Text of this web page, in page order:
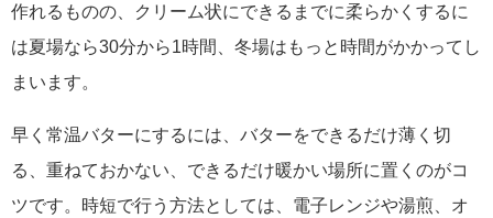
作れるものの、クリーム状にできるまでに柔らかくするに
は夏場なら30分から1時間、冬場はもっと時間がかかってし
まいます。
早く常温バターにするには、バターをできるだけ薄く切
る、重ねておかない、できるだけ暖かい場所に置くのがコ
ツです。時短で行う方法としては、電子レンジや湯煎、オ